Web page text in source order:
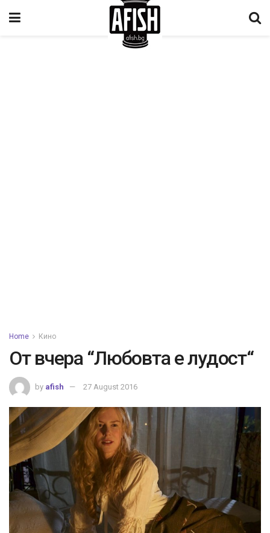
Home Кино
От вчера “Любовта е лудост“
by afish 27 August 2016